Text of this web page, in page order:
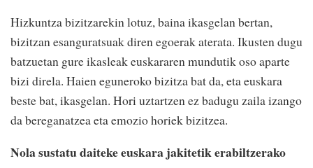
Hizkuntza bizitzarekin lotuz, baina ikasgelan bertan,
bizitzan esanguratsuak diren egoerak aterata. Ikusten dugu
batzuetan gure ikasleak euskararen mundutik oso aparte
bizi direla. Haien eguneroko bizitza bat da, eta euskara
beste bat, ikasgelan. Hori uztartzen ez badugu zaila izango
da bereganatzea eta emozio horiek bizitzea.
Nola sustatu daiteke euskara jakitetik erabiltzerako